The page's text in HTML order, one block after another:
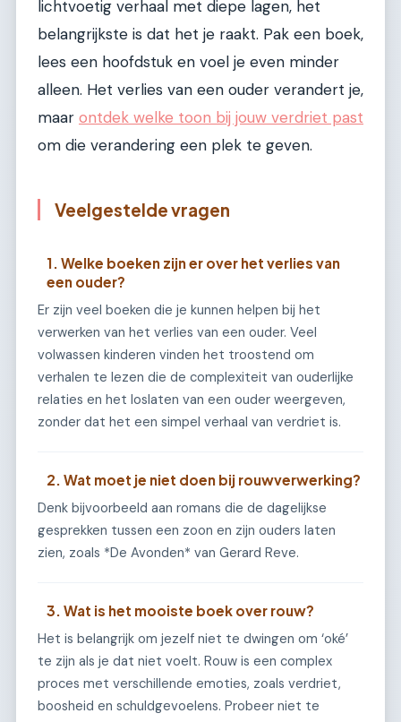
lichtvoetig verhaal met diepe lagen, het
belangrijkste is dat het je raakt. Pak een boek,
lees een hoofdstuk en voel je even minder
alleen. Het verlies van een ouder verandert je,
maar ontdek welke toon bij jouw verdriet past
om die verandering een plek te geven.
Veelgestelde vragen
1. Welke boeken zijn er over het verlies van
een ouder?
Er zijn veel boeken die je kunnen helpen bij het
verwerken van het verlies van een ouder. Veel
volwassen kinderen vinden het troostend om
verhalen te lezen die de complexiteit van ouderlijke
relaties en het loslaten van een ouder weergeven,
zonder dat het een simpel verhaal van verdriet is.
2. Wat moet je niet doen bij rouwverwerking?
Denk bijvoorbeeld aan romans die de dagelijkse
gesprekken tussen een zoon en zijn ouders laten
zien, zoals *De Avonden* van Gerard Reve.
3. Wat is het mooiste boek over rouw?
Het is belangrijk om jezelf niet te dwingen om ‘oké’
te zijn als je dat niet voelt. Rouw is een complex
proces met verschillende emoties, zoals verdriet,
boosheid en schuldgevoelens. Probeer niet te